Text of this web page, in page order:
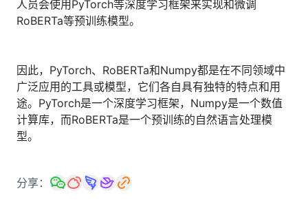
人员会使用PyTorch等深度学习框架来实现和微调
RoBERTa等预训练模型。
因此，PyTorch、RoBERTa和Numpy都是在不同领域中
广泛应用的工具或模型，它们各自具有独特的特点和用
途。PyTorch是一个深度学习框架，Numpy是一个数值
计算库，而RoBERTa是一个预训练的自然语言处理模
型。
分享：